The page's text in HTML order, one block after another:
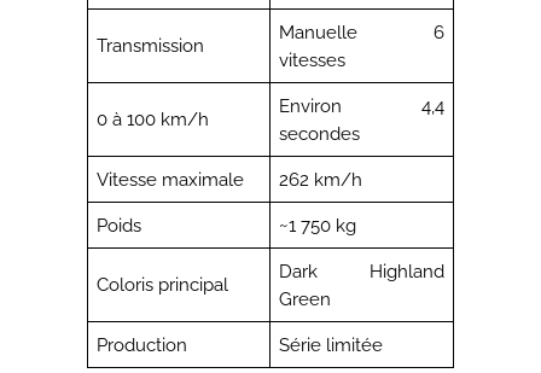
Transmission
Manuelle 6
vitesses
0 à 100 km/h
Environ 4,4
secondes
Vitesse maximale 262 km/h
Poids ~1 750 kg
Coloris principal
Dark Highland
Green
Production Série limitée